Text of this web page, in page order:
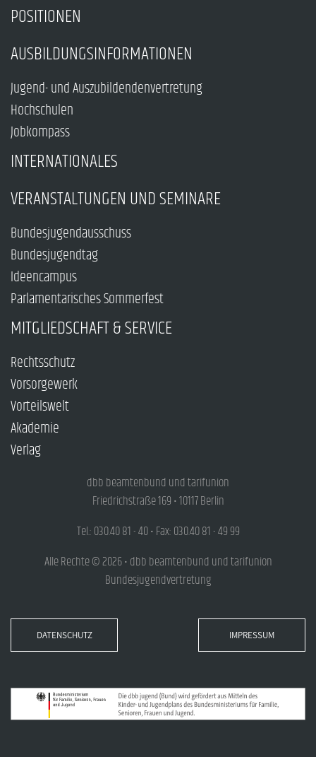
POSITIONEN
AUSBILDUNGSINFORMATIONEN
Jugend- und Auszubildendenvertretung
Hochschulen
Jobkompass
INTERNATIONALES
VERANSTALTUNGEN UND SEMINARE
Bundesjugendausschuss
Bundesjugendtag
Ideencampus
Parlamentarisches Sommerfest
MITGLIEDSCHAFT & SERVICE
Rechtsschutz
Vorsorgewerk
Vorteilswelt
Akademie
Verlag
dbb beamtenbund und tarifunion
Friedrichstraße 169 • 10117 Berlin
Tel.: 030.40 81 - 40 • Fax: 030.40 81 - 49 99
Alle Rechte © 2026 • dbb beamtenbund und tarifunion
Bundesjugendvertretung
DATENSCHUTZ IMPRESSUM